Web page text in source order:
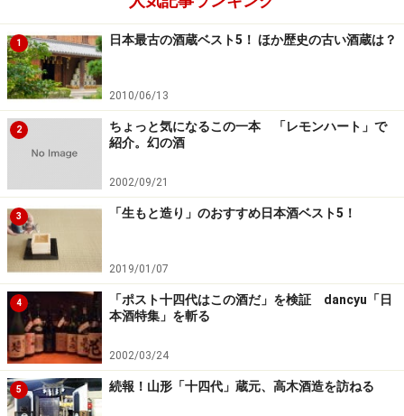
1 日本最古の酒蔵ベスト5！ ほか歴史の古い酒蔵は？
2010/06/13
2
ちょっと気になるこの一本 「レモンハート」で
紹介。幻の酒
2002/09/21
3 「生もと造り」のおすすめ日本酒ベスト5！
2019/01/07
4
「ポスト十四代はこの酒だ」を検証 dancyu「日
本酒特集」を斬る
2002/03/24
5 続報！山形「十四代」蔵元、高木酒造を訪ねる